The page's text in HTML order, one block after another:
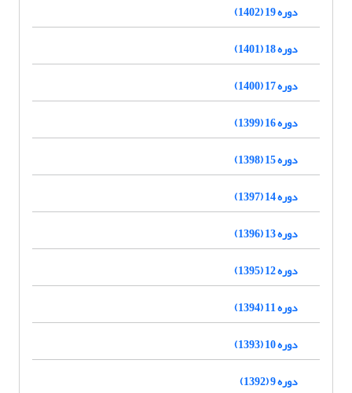
دوره 19 (1402)
دوره 18 (1401)
دوره 17 (1400)
دوره 16 (1399)
دوره 15 (1398)
دوره 14 (1397)
دوره 13 (1396)
دوره 12 (1395)
دوره 11 (1394)
دوره 10 (1393)
دوره 9 (1392)